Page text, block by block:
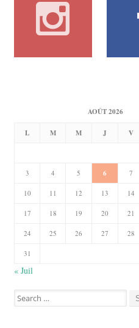
AOÛT 2026
L M M J V
3 4 5 6 7
10 11 12 13 14
17 18 19 20 21
24 25 26 27 28
31
« Juil
Search
for: